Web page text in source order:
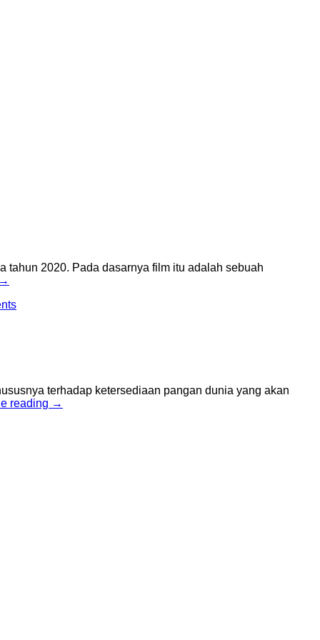
tahun 2020. Pada dasarnya film itu adalah sebuah
terhadap ketersediaan pangan dunia yang akan
reading →